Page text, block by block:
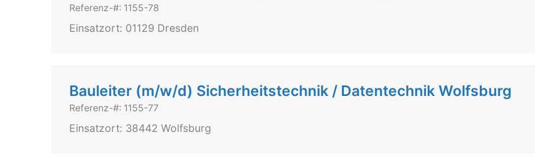
Referenz-#: 1155-78
Einsatzort: 01129 Dresden
Bauleiter (m/w/d) Sicherheitstechnik / Datentechnik Wolfsburg
Referenz-#: 1155-77
Einsatzort: 38442 Wolfsburg